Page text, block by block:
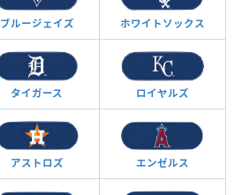
ブルージェイズ ホワイトソックス
タイガース ロイヤルズ
アストロズ エンゼルス